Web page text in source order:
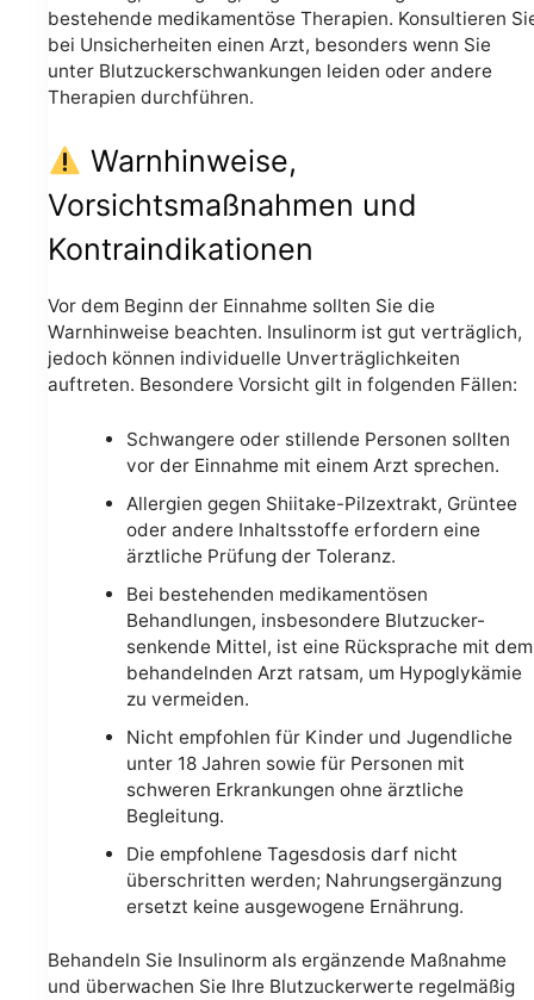
bestehende medikamentöse Therapien. Konsultieren
bei Unsicherheiten einen Arzt, besonders wenn Sie
unter Blutzuckerschwankungen leiden oder andere
Therapien durchführen.
Warnhinweise,
Vorsichtsmaßnahmen und
Kontraindikationen
Vor dem Beginn der Einnahme sollten Sie die
Warnhinweise beachten. Insulinorm ist gut verträglich,
jedoch können individuelle Unverträglichkeiten
auftreten. Besondere Vorsicht gilt in folgenden Fällen:
Schwangere oder stillende Personen sollten
vor der Einnahme mit einem Arzt sprechen.
Allergien gegen Shiitake-Pilzextrakt, Grüntee
oder andere Inhaltsstoffe erfordern eine
ärztliche Prüfung der Toleranz.
Bei bestehenden medikamentösen
Behandlungen, insbesondere Blutzucker-
senkende Mittel, ist eine Rücksprache mit dem
behandelnden Arzt ratsam, um Hypoglykämie
zu vermeiden.
Nicht empfohlen für Kinder und Jugendliche
unter 18 Jahren sowie für Personen mit
schweren Erkrankungen ohne ärztliche
Begleitung.
Die empfohlene Tagesdosis darf nicht
überschritten werden; Nahrungsergänzung
ersetzt keine ausgewogene Ernährung.
Behandeln Sie Insulinorm als ergänzende Maßnahme
und überwachen Sie Ihre Blutzuckerwerte regelmäßig